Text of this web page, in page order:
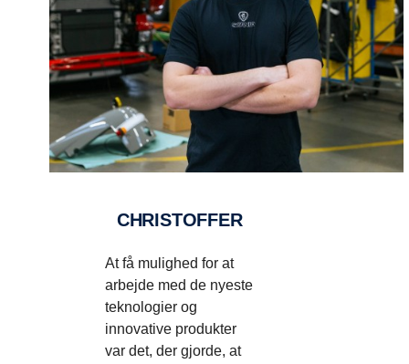
CHRISTOFFER
At få mulighed for at
arbejde med de nyeste
teknologier og
innovative produkter
var det, der gjorde, at